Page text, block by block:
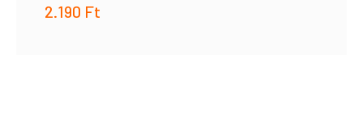
2.190 Ft